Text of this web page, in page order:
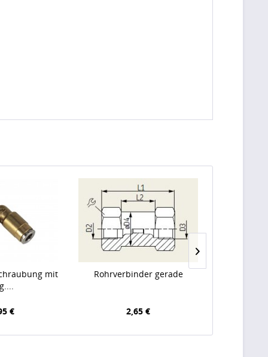
mit
€
Rohrverbinder gerade
2,65 €